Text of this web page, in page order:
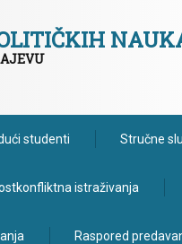
studenti Stručne
istraživanja
Raspored